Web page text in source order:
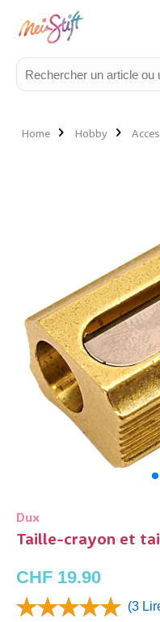
Home Hobby
Dux
Taille-crayon et
CHF 19.90
(3